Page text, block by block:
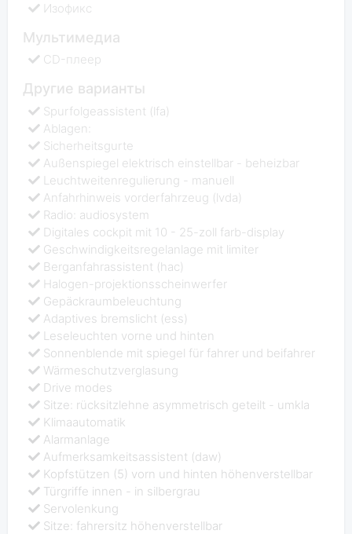
Изофикс
Мультимедиа
CD-плеер
Другие варианты
Spurfolgeassistent (lfa)
Ablagen:
Sicherheitsgurte
Außenspiegel elektrisch einstellbar - beheizbar
Leuchtweitenregulierung - manuell
Anfahrhinweis vorderfahrzeug (lvda)
Radio: audiosystem
Digitales cockpit mit 10 - 25-zoll farb-display
Geschwindigkeitsregelanlage mit limiter
Berganfahrassistent (hac)
Halogen-projektionsscheinwerfer
Gepäckraumbeleuchtung
Adaptives bremslicht (ess)
Leseleuchten vorne und hinten
Sonnenblende mit spiegel für fahrer und beifahrer
Wärmeschutzverglasung
Drive modes
Sitze: rücksitzlehne asymmetrisch geteilt - umkla
Klimaautomatik
Alarmanlage
Aufmerksamkeitsassistent (daw)
Kopfstützen (5) vorn und hinten höhenverstellbar
Türgriffe innen - in silbergrau
Servolenkung
Sitze: fahrersitz höhenverstellbar